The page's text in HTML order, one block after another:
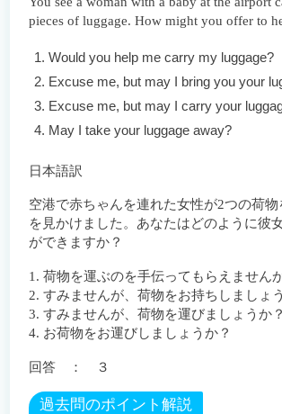
pieces of luggage. How might you offer to
Would you help me carry my luggage?
Excuse me, but may I bring you your
Excuse me, but may I carry your
May I take your luggage away?
日本語訳
空港で赤ちゃんを連れた女性が2つの荷
を見かけました。あなたはどのように彼
ができますか？
1. 荷物を運ぶのを手伝ってもらえません
2. すみませんが、荷物をお持ちしましょ
3. すみませんが、荷物を運びましょうか？
4. お荷物をお運びしましょうか？
回答 ： ３
過去問のポイント解説